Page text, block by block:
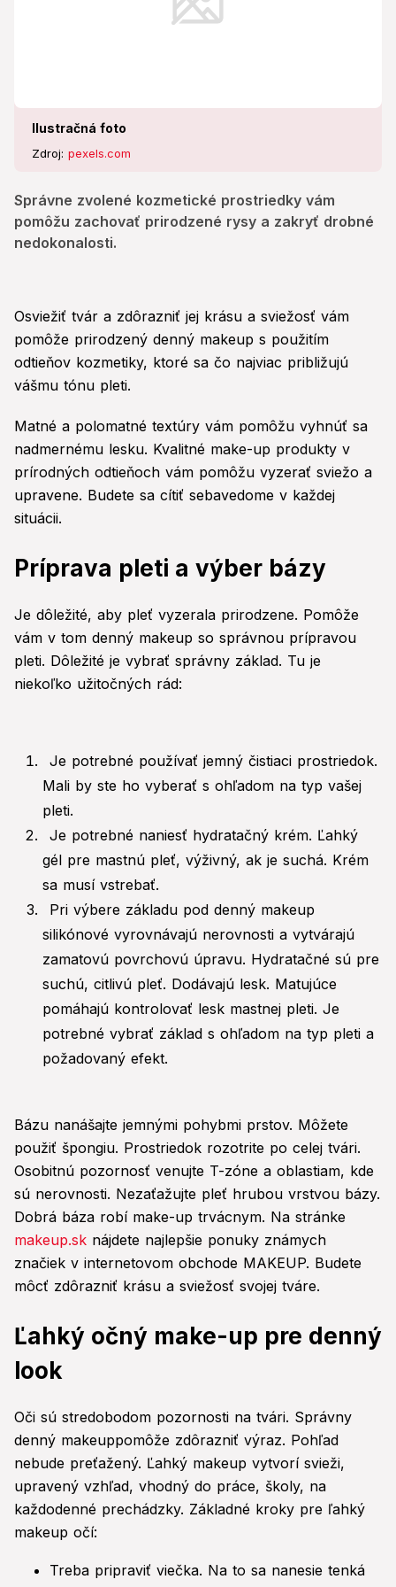
Ilustračná foto
Zdroj: pexels.com
Správne zvolené kozmetické prostriedky vám
pomôžu zachovať prirodzené rysy a zakryť drobné
nedokonalosti.
Osviežiť tvár a zdôrazniť jej krásu a sviežosť vám
pomôže prirodzený denný makeup s použitím
odtieňov kozmetiky, ktoré sa čo najviac približujú
vášmu tónu pleti.
Matné a polomatné textúry vám pomôžu vyhnúť sa
nadmernému lesku. Kvalitné make-up produkty v
prírodných odtieňoch vám pomôžu vyzerať sviežo a
upravene. Budete sa cítiť sebavedome v každej
situácii.
Príprava pleti a výber bázy
Je dôležité, aby pleť vyzerala prirodzene. Pomôže
vám v tom denný makeup so správnou prípravou
pleti. Dôležité je vybrať správny základ. Tu je
niekoľko užitočných rád:
Je potrebné používať jemný čistiaci prostriedok.
Mali by ste ho vyberať s ohľadom na typ vašej
pleti.
Je potrebné naniesť hydratačný krém. Ľahký
gél pre mastnú pleť, výživný, ak je suchá. Krém
sa musí vstrebať.
Pri výbere základu pod denný makeup
silikónové vyrovnávajú nerovnosti a vytvárajú
zamatovú povrchovú úpravu. Hydratačné sú pre
suchú, citlivú pleť. Dodávajú lesk. Matujúce
pomáhajú kontrolovať lesk mastnej pleti. Je
potrebné vybrať základ s ohľadom na typ pleti a
požadovaný efekt.
Bázu nanášajte jemnými pohybmi prstov. Môžete
použiť špongiu. Prostriedok rozotrite po celej tvári.
Osobitnú pozornosť venujte T-zóne a oblastiam, kde
sú nerovnosti. Nezaťažujte pleť hrubou vrstvou bázy.
Dobrá báza robí make-up trvácnym. Na stránke
makeup.sk nájdete najlepšie ponuky známych
značiek v internetovom obchode MAKEUP. Budete
môcť zdôrazniť krásu a sviežosť svojej tváre.
Ľahký očný make-up pre denný
look
Oči sú stredobodom pozornosti na tvári. Správny
denný makeuppomôže zdôrazniť výraz. Pohľad
nebude preťažený. Ľahký makeup vytvorí svieži,
upravený vzhľad, vhodný do práce, školy, na
každodenné prechádzky. Základné kroky pre ľahký
makeup očí:
Treba pripraviť viečka. Na to sa nanesie tenká